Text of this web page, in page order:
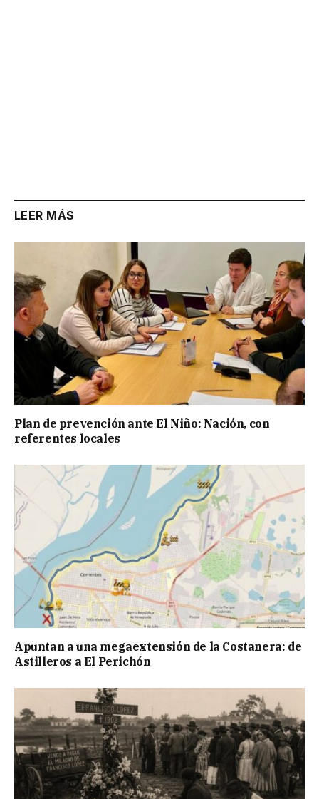
LEER MÁS
Plan de prevención ante El Niño: Nación, con
referentes locales
Apuntan a una megaextensión de la Costanera: de
Astilleros a El Perichón